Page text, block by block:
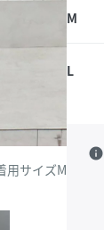
用サイズM
M
L
info